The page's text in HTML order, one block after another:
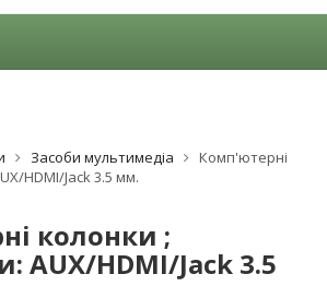
Засоби мультимедіа
Комп'ютерні
HDMI/Jack 3.5 мм.
колонки ;
AUX/HDMI/Jack 3.5